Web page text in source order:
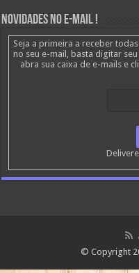
Novidades no E-mail !
Seja a primeira a receber
no seu e-mail, basta digitar
abra sua caixa de e-mails e
© Copyright